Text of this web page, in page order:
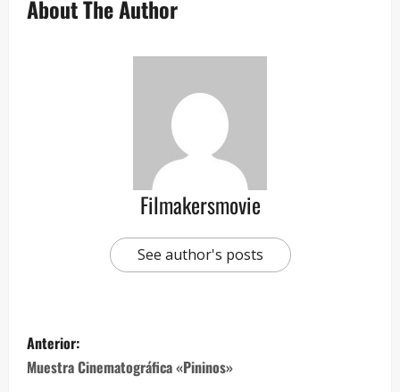
About The Author
Filmakersmovie
See author's posts
Anterior:
Muestra Cinematográfica «Pininos»